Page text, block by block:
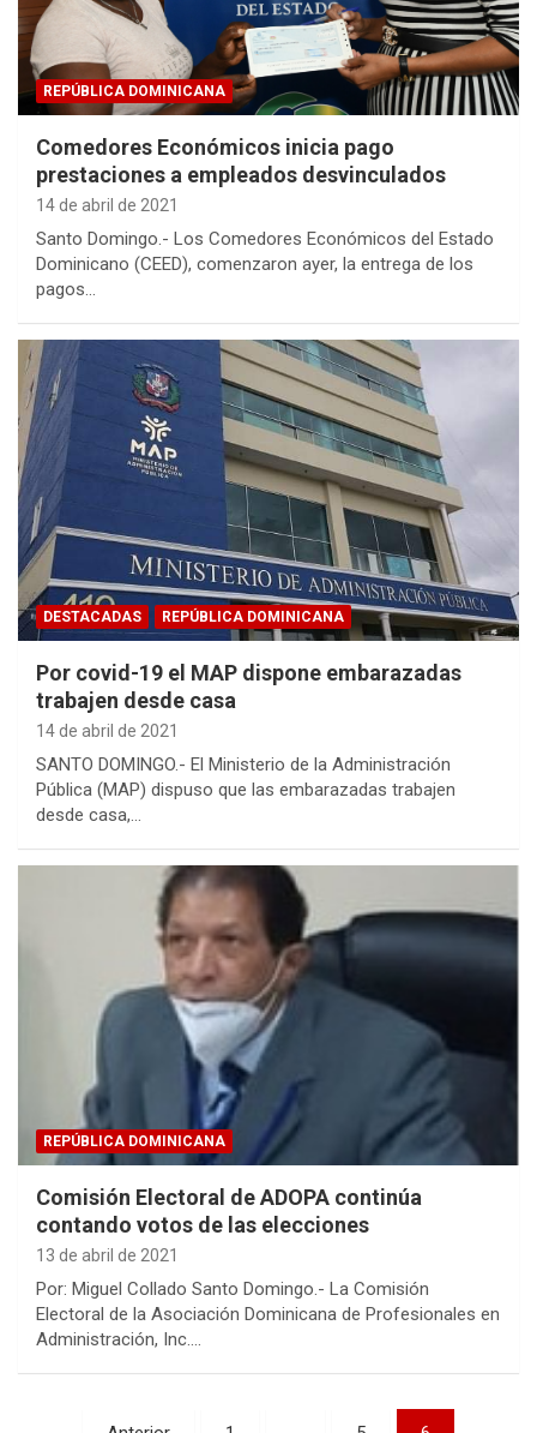
REPÚBLICA DOMINICANA
Comedores Económicos inicia pago
prestaciones a empleados desvinculados
14 de abril de 2021
Santo Domingo.- Los Comedores Económicos del Estado
Dominicano (CEED), comenzaron ayer, la entrega de los
pagos…
DESTACADAS REPÚBLICA DOMINICANA
Por covid-19 el MAP dispone embarazadas
trabajen desde casa
14 de abril de 2021
SANTO DOMINGO.- El Ministerio de la Administración
Pública (MAP) dispuso que las embarazadas trabajen
desde casa,…
REPÚBLICA DOMINICANA
Comisión Electoral de ADOPA continúa
contando votos de las elecciones
13 de abril de 2021
Por: Miguel Collado Santo Domingo.- La Comisión
Electoral de la Asociación Dominicana de Profesionales en
Administración, Inc.…